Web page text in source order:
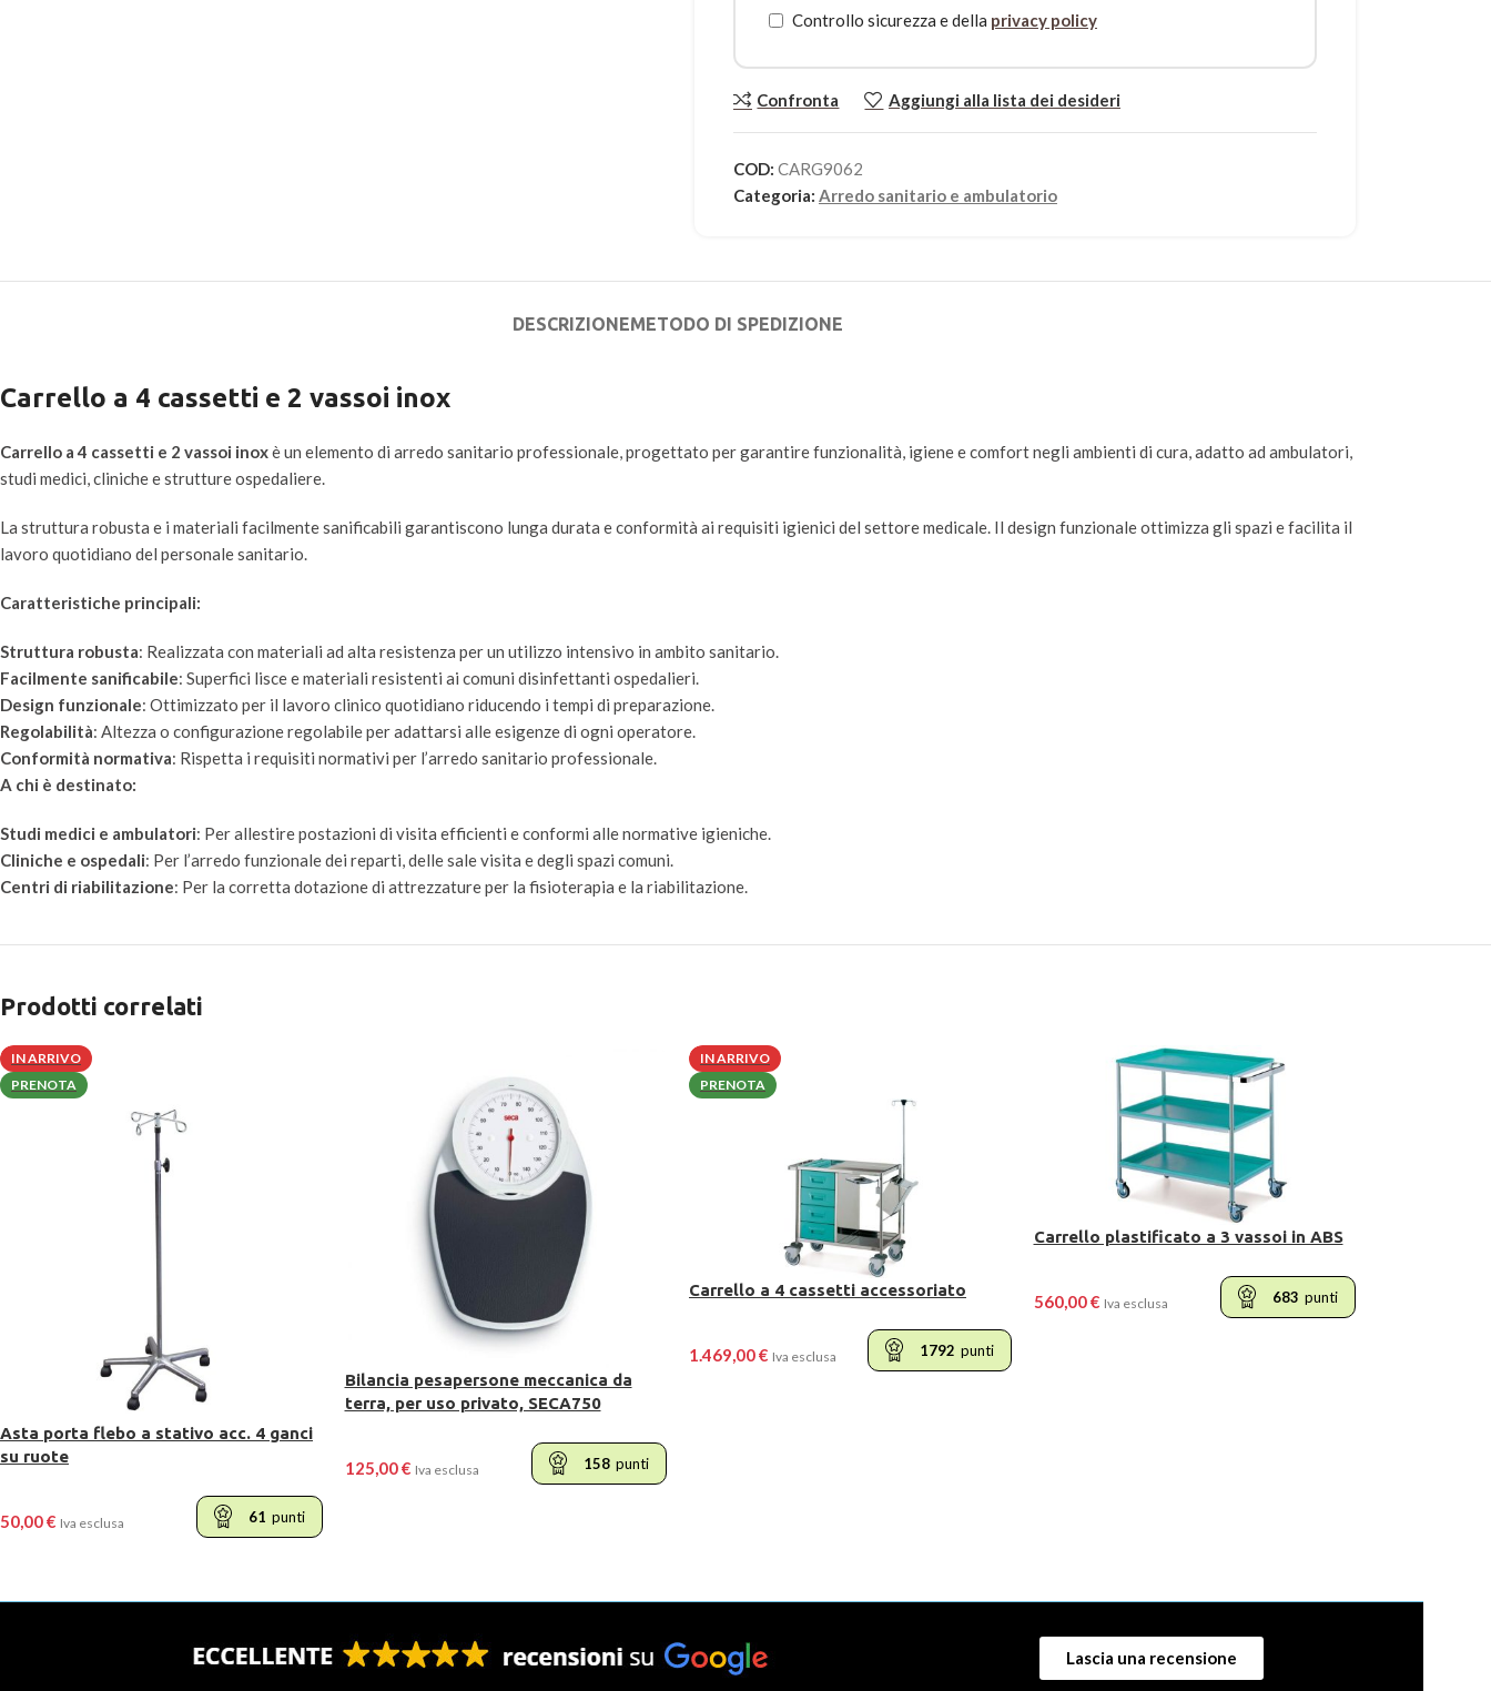
Controllo sicurezza e della privacy policy
Confronta Aggiungi alla lista dei desideri
COD: CARG9062
Categoria: Arredo sanitario e ambulatorio
DESCRIZIONEMETODO DI SPEDIZIONE
Carrello a 4 cassetti e 2 vassoi inox
Carrello a 4 cassetti e 2 vassoi inoxè un elemento di arredo sanitario professionale, progettato per garantire funzionalità, igiene e comfort negli ambienti di cura, adatto ad ambulatori,
studi medici, cliniche e strutture ospedaliere.
La struttura robusta e i materiali facilmente sanificabili garantiscono lunga durata e conformità ai requisiti igienici del settore medicale. Il design funzionale ottimizza gli spazi e facilita il
lavoro quotidiano del personale sanitario.
Caratteristiche principali:
Struttura robusta: Realizzata con materiali ad alta resistenza per un utilizzo intensivo in ambito sanitario.
Facilmente sanificabile: Superfici lisce e materiali resistenti ai comuni disinfettanti ospedalieri.
Design funzionale: Ottimizzato per il lavoro clinico quotidiano riducendo i tempi di preparazione.
Regolabilità: Altezza o configurazione regolabile per adattarsi alle esigenze di ogni operatore.
Conformità normativa: Rispetta i requisiti normativi per l’arredo sanitario professionale.
A chi è destinato:
Studi medici e ambulatori: Per allestire postazioni di visita efficienti e conformi alle normative igieniche.
Cliniche e ospedali: Per l’arredo funzionale dei reparti, delle sale visita e degli spazi comuni.
Centri di riabilitazione: Per la corretta dotazione di attrezzature per la fisioterapia e la riabilitazione.
Prodotti correlati
IN ARRIVO
PRENOTA
Asta porta flebo a stativo acc. 4 ganci
su ruote
50,00€ Iva esclusa 61 punti
Bilancia pesapersone meccanica da
terra, per uso privato, SECA750
125,00€ Iva esclusa 158 punti
IN ARRIVO
PRENOTA
Carrello a 4 cassetti accessoriato
1.469,00€ Iva esclusa 1792 punti
Carrello plastificato a 3 vassoi in ABS
560,00€ Iva esclusa 683 punti
Lascia una recensione